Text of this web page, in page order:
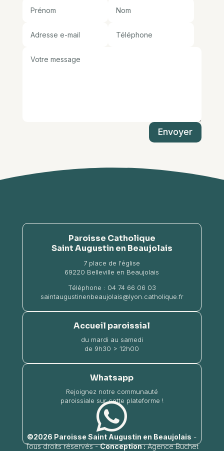
Envoyer
Paroisse Catholique
Saint Augustin en Beaujolais
7 place de l'église
69220 Belleville en Beaujolais
Téléphone : 04 74 66 06 03
saintaugustinenbeaujolais@lyon.catholique.fr
Accueil paroissial
du mardi au samedi
de 9h30 > 12h00
Whatsapp
Rejoignez notre communauté
paroissiale sur cette plateforme !

©2026 Paroisse Saint Augustin en Beaujolais ​ -
Tous droits réservés -Conception : Agence Buchet